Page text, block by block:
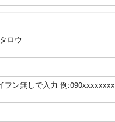
ロウ
フン無しで入力 例:090xxxxxxxx